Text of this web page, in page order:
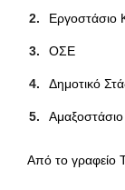
Εργοστάσιο
ΟΣΕ
Δημοτικό
Αμαξοστάσιο
Από το γραφείο